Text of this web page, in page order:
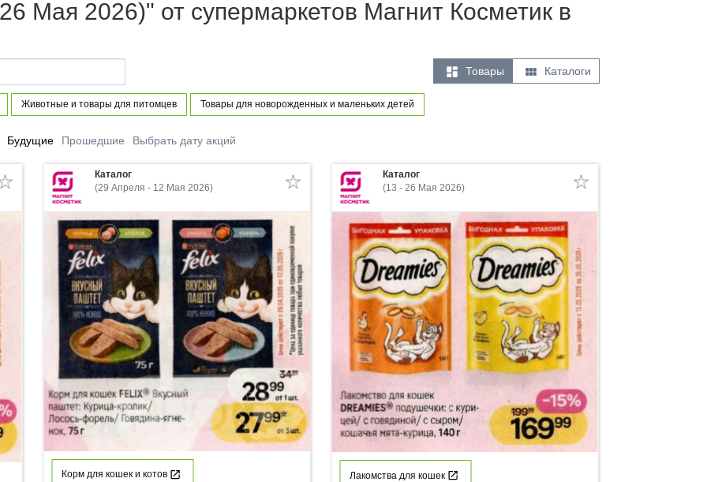
Мая 2026)" от супермаркетов Магнит Косметик в
 Товары  Каталоги
Животные и товары для питомцев Товары для новорожденных и маленьких детей
Будущие Прошедшие Выбрать дату акций
Каталог
(29 Апреля - 12 Мая 2026)
Корм для кошек и котов
Каталог
(13 - 26 Мая 2026)
Лакомства для кошек